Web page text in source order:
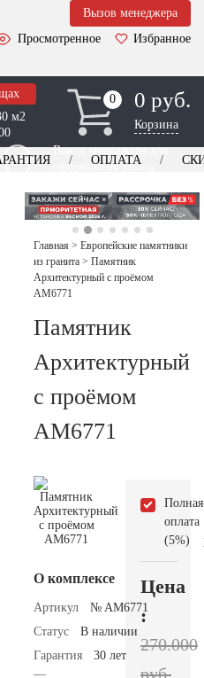
Вызов менеджера
Просмотренное
Избранное
м2
0
0 0 руб.
Корзина
Выезд менеджера для
оформления заказа
ОПЛАТА
Главная > Европейские памятники
из гранита > Памятник
Архитектурный с проёмом
AM6771
Памятник
Архитектурный
с проёмом
AM6771
О комплексе
Артикул
№ AM6771
Статус
В наличии
Гарантия
—
30 лет
Полная
оплата
(5%)
Цена
:
270.000
руб.